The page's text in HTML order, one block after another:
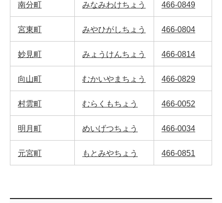
南分町 みなみわけちょう 466-0849
宮東町 みやひがしちょう 466-0804
妙見町 みょうけんちょう 466-0814
向山町 むかいやまちょう 466-0829
村雲町 むらくもちょう 466-0052
明月町 めいげつちょう 466-0034
元宮町 もとみやちょう 466-0851